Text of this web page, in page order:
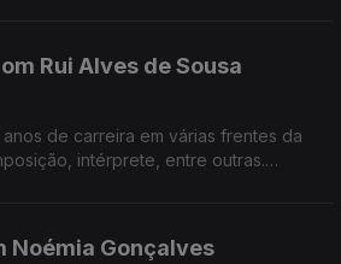
Rui Alves de Sousa
anos de carreira em várias frentes da
intérprete, entre outras.
Noémia Gonçalves